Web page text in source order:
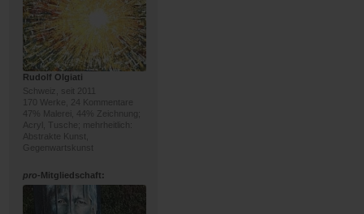
Rudolf Olgiati
Schweiz, seit 2011
170 Werke, 24 Kommentare
47% Malerei, 44% Zeichnung;
Acryl, Tusche; mehrheitlich:
Abstrakte Kunst,
Gegenwartskunst
pro-Mitgliedschaft: